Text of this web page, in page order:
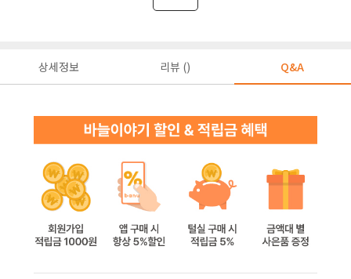
상세정보 리뷰 () Q&A